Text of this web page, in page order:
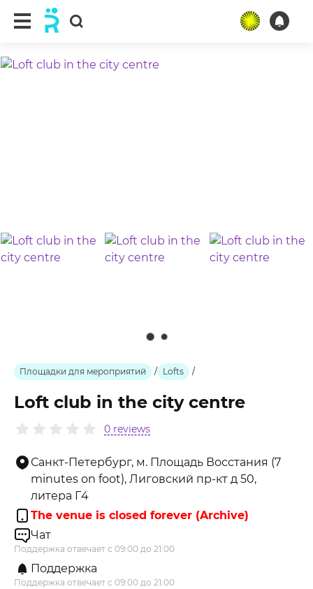
Площадки для мероприятий / Lofts /
Loft club in the city centre
0 reviews
Санкт-Петербург, м. Площадь Восстания (7
minutes on foot), Лиговский пр-кт д 50,
литера Г4
The venue is closed forever (Archive)
Чат
Поддержка отвечает с 09:00 до 21:00
Поддержка
Поддержка отвечает с 09:00 до 21:00